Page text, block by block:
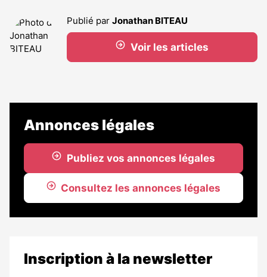
Publié par Jonathan BITEAU
Voir les articles
Annonces légales
Publiez vos annonces légales
Consultez les annonces légales
Inscription à la newsletter